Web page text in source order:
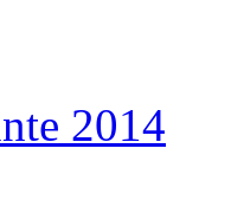
2014